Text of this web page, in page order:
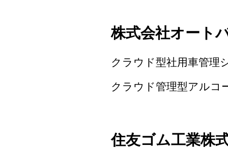
株式会社オート
クラウド型社用車管理
クラウド管理型アル
住友ゴム工業株